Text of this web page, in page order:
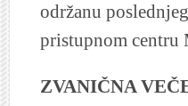
održanu
pristupnom centru
ZVANIČNA